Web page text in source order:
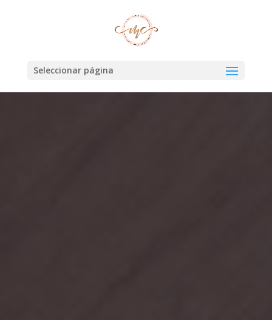
Seleccionar página